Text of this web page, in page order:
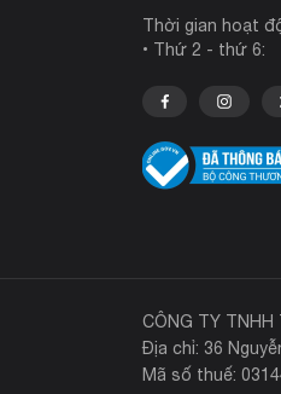
Thời gian hoạt
• Thứ 2 - thứ 6:
CÔNG TY TNHH
Địa chỉ: 36
Mã số thuế: